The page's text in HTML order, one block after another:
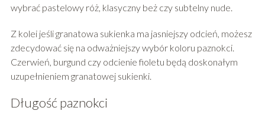
wybrać pastelowy róż, klasyczny beż czy subtelny nude.
Z kolei jeśli granatowa sukienka ma jasniejszy odcień, możesz
zdecydować się na odważniejszy wybór koloru paznokci.
Czerwień, burgund czy odcienie fioletu będą doskonałym
uzupełnieniem granatowej sukienki.
Długość paznokci